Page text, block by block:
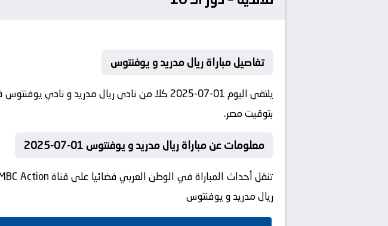
تفاصيل مباراة ريال مدريد و يوفنتوس
بتوقيت مصر.
معلومات عن مباراة ريال مدريد و يوفنتوس 01-07-2025
ريال مدريد و يوفنتوس